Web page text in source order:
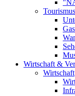
Tourismus
Wirtschaft &
Wirtschaft